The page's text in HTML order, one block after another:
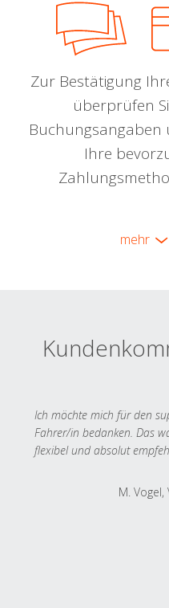
Zur Bestätigung
überprüfen
Buchungsangaben
Ihre
mehr
Ich möchte mich für den
Fahrer/in bedanken. Das
flexibel und absolut
M. Vogel,